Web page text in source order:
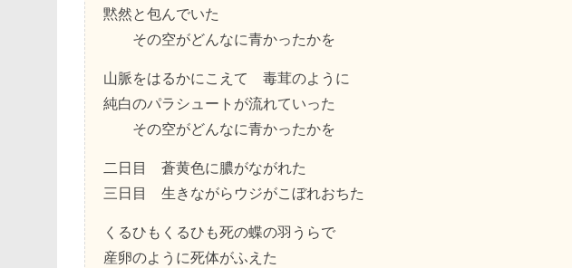
黙然と包んでいた
その空がどんなに青かったかを
山脈をはるかにこえて 毒茸のように
純白のパラシュートが流れていった
その空がどんなに青かったかを
二日目 蒼黄色に膿がながれた
三日目 生きながらウジがこぼれおちた
くるひもくるひも死の蝶の羽うらで
産卵のように死体がふえた